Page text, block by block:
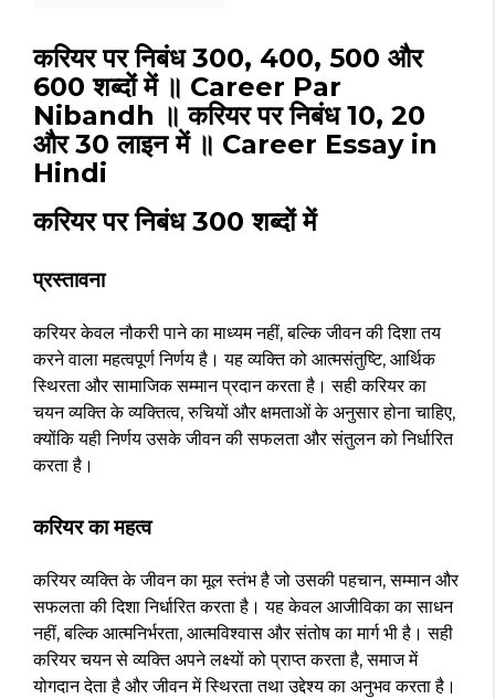
करियर पर निबंध 300, 400, 500 और
600 शब्दों में ॥ Career Par
Nibandh ॥ करियर पर निबंध 10, 20
और 30 लाइन में ॥ Career Essay in
Hindi
करियर पर निबंध 300 शब्दों में
प्रस्तावना
करियर केवल नौकरी पाने का माध्यम नहीं, बल्कि जीवन की दिशा तय
करने वाला महत्वपूर्ण निर्णय है। यह व्यक्ति को आत्मसंतुष्टि, आर्थिक
स्थिरता और सामाजिक सम्मान प्रदान करता है। सही करियर का
चयन व्यक्ति के व्यक्तित्व, रुचियों और क्षमताओं के अनुसार होना चाहिए,
क्योंकि यही निर्णय उसके जीवन की सफलता और संतुलन को निर्धारित
करता है।
करियर का महत्व
करियर व्यक्ति के जीवन का मूल स्तंभ है जो उसकी पहचान, सम्मान और
सफलता की दिशा निर्धारित करता है। यह केवल आजीविका का साधन
नहीं, बल्कि आत्मनिर्भरता, आत्मविश्वास और संतोष का मार्ग भी है। सही
करियर चयन से व्यक्ति अपने लक्ष्यों को प्राप्त करता है, समाज में
योगदान देता है और जीवन में स्थिरता तथा उद्देश्य का अनुभव करता है।